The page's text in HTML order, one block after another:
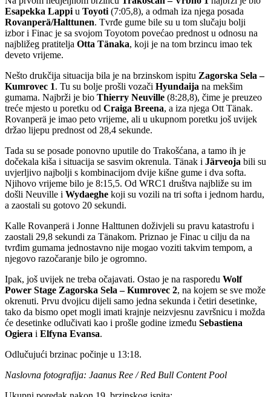
Esapekka Lappi u Toyoti (7:05,8), a odmah iza njega posada
Rovanperä/Halttunen. Tvrđe gume bile su u tom slučaju bolji
izbor i Finac je sa svojom Toyotom povećao prednost u odnosu na
najbližeg pratitelja Otta Tänaka, koji je na tom brzincu imao tek
deveto vrijeme.
Nešto drukčija situacija bila je na brzinskom ispitu Zagorska Sela –
Kumrovec 1. Tu su bolje prošli vozači Hyundaija na mekšim
gumama. Najbrži je bio Thierry Neuville (8:28,8), čime je preuzeo
treće mjesto u poretku od Craiga Breena, a iza njega Ott Tänak.
Rovanperä je imao peto vrijeme, ali u ukupnom poretku još uvijek
držao lijepu prednost od 28,4 sekunde.
Tada su se posade ponovno uputile do Trakošćana, a tamo ih je
dočekala kiša i situacija se sasvim okrenula. Tänak i Järveoja bili su
uvjerljivo najbolji s kombinacijom dvije kišne gume i dva softa.
Njihovo vrijeme bilo je 8:15,5. Od WRC1 društva najbliže su im
došli Neuville i Wydaeghe koji su vozili na tri softa i jednom hardu,
a zaostali su gotovo 20 sekundi.
Kalle Rovanperä i Jonne Halttunen doživjeli su pravu katastrofu i
zaostali 29,8 sekundi za Tänakom. Priznao je Finac u cilju da na
tvrđim gumama jednostavno nije mogao voziti takvim tempom, a
njegovo razočaranje bilo je ogromno.
Ipak, još uvijek ne treba očajavati. Ostao je na rasporedu Wolf
Power Stage Zagorska Sela – Kumrovec 2, na kojem se sve može
okrenuti. Prvu dvojicu dijeli samo jedna sekunda i četiri desetinke,
tako da bismo opet mogli imati krajnje neizvjesnu završnicu i možda
će desetinke odlučivati kao i prošle godine između Sebastiena
Ogiera i Elfyna Evansa.
Odlučujući brzinac počinje u 13:18.
Naslovna fotografija: Jaanus Ree / Red Bull Content Pool